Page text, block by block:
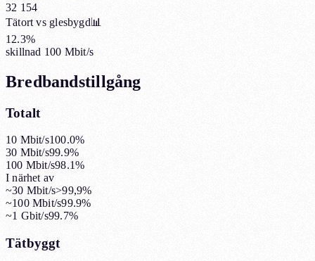
32 154
Tätort vs glesbygd 📊
12.3%
skillnad 100 Mbit/s
Bredbandstillgång
Totalt
10 Mbit/s100.0%
30 Mbit/s99.9%
100 Mbit/s98.1%
I närhet av
~30 Mbit/s>99,9%
~100 Mbit/s99.9%
~1 Gbit/s99.7%
Tätbyggt